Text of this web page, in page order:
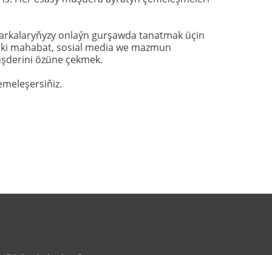
onlaýn gurşawda tanatmak üçin
mahabat, sosial media we mazmun
özüne çekmek.